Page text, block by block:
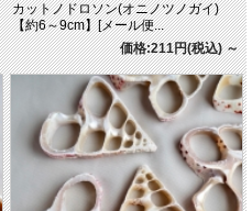
カットノドロソン(オニノツノガイ)
【約6～9cm】[メール便...
価格:211円(税込)～